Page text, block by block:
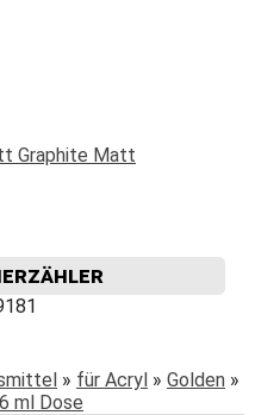
Graphite Matt
» für Acryl » Golden »
ml Dose